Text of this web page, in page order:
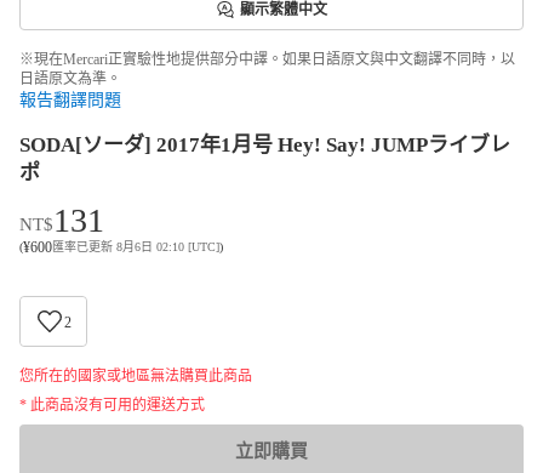
顯示繁體中文
※現在Mercari正實驗性地提供部分中譯。如果日語原文與中文翻譯不同時，以
日語原文為準。
報告翻譯問題
SODA[ソーダ] 2017年1月号 Hey! Say! JUMPライブレ
ポ
NT$131
(¥600匯率已更新 8月6日 02:10 [UTC])
2
您所在的國家或地區無法購買此商品
* 此商品沒有可用的運送方式
立即購買